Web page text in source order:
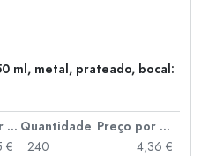
ml, metal, prateado, bocal:
Preço por peça Quantidade
Preço por peça
€
240
4,36 €